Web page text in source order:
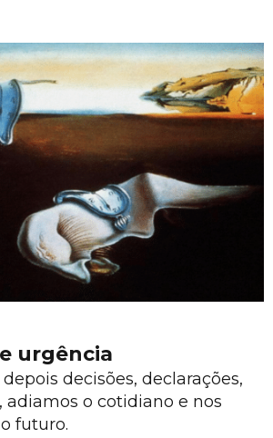
urgência
decisões, declarações,
adiamos o cotidiano e nos
futuro.